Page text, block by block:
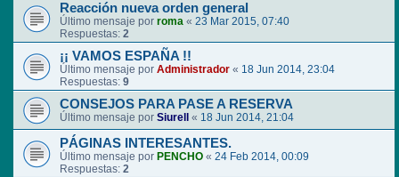
Reacción nueva orden general
Último mensaje por roma « 23 Mar 2015, 07:40
Respuestas: 2
¡¡ VAMOS ESPAÑA !!
Último mensaje por Administrador « 18 Jun 2014, 23:04
Respuestas: 9
CONSEJOS PARA PASE A RESERVA
Último mensaje por Siurell « 18 Jun 2014, 21:04
PÁGINAS INTERESANTES.
Último mensaje por PENCHO « 24 Feb 2014, 00:09
Respuestas: 2